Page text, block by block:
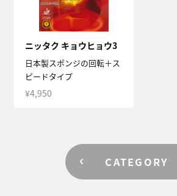
ニッタク キョウヒョウ3
日本製スポンジの回転＋ス
ピードタイプ
¥4,950
CATEGORY